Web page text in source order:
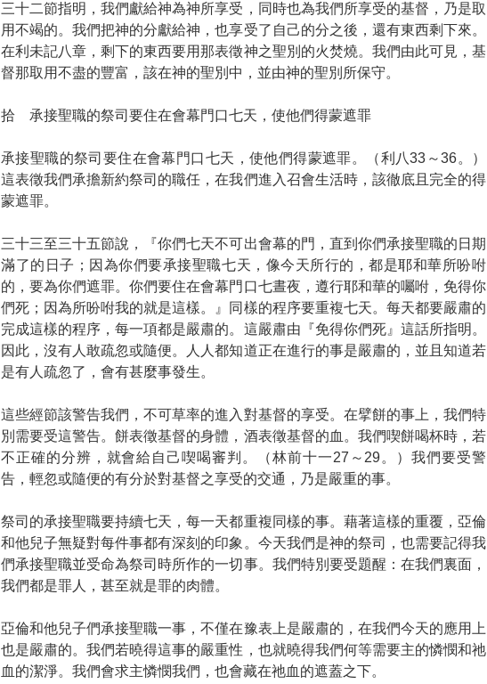
三十二節指明，我們獻給神為神所享受，同時也為我們所享受的基督，乃是取
用不竭的。我們把神的分獻給神，也享受了自己的分之後，還有東西剩下來。
在利未記八章，剩下的東西要用那表徵神之聖別的火焚燒。我們由此可見，基
督那取用不盡的豐富，該在神的聖別中，並由神的聖別所保守。
拾 承接聖職的祭司要住在會幕門口七天，使他們得蒙遮罪
承接聖職的祭司要住在會幕門口七天，使他們得蒙遮罪。（利八33～36。）
這表徵我們承擔新約祭司的職任，在我們進入召會生活時，該徹底且完全的得
蒙遮罪。
三十三至三十五節說，『你們七天不可出會幕的門，直到你們承接聖職的日期
滿了的日子；因為你們要承接聖職七天，像今天所行的，都是耶和華所吩咐
的，要為你們遮罪。你們要住在會幕門口七晝夜，遵行耶和華的囑咐，免得你
們死；因為所吩咐我的就是這樣。』同樣的程序要重複七天。每天都要嚴肅的
完成這樣的程序，每一項都是嚴肅的。這嚴肅由『免得你們死』這話所指明。
因此，沒有人敢疏忽或隨便。人人都知道正在進行的事是嚴肅的，並且知道若
是有人疏忽了，會有甚麼事發生。
這些經節該警告我們，不可草率的進入對基督的享受。在擘餅的事上，我們特
別需要受這警告。餅表徵基督的身體，酒表徵基督的血。我們喫餅喝杯時，若
不正確的分辨，就會給自己喫喝審判。（林前十一27～29。）我們要受警
告，輕忽或隨便的有分於對基督之享受的交通，乃是嚴重的事。
祭司的承接聖職要持續七天，每一天都重複同樣的事。藉著這樣的重覆，亞倫
和他兒子無疑對每件事都有深刻的印象。今天我們是神的祭司，也需要記得我
們承接聖職並受命為祭司時所作的一切事。我們特別要受題醒：在我們裏面，
我們都是罪人，甚至就是罪的肉體。
亞倫和他兒子們承接聖職一事，不僅在豫表上是嚴肅的，在我們今天的應用上
也是嚴肅的。我們若曉得這事的嚴重性，也就曉得我們何等需要主的憐憫和祂
血的潔淨。我們會求主憐憫我們，也會藏在祂血的遮蓋之下。